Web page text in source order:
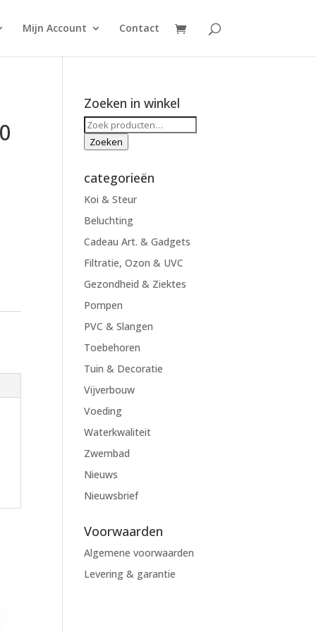
Mijn Account Contact
Zoeken in winkel
Zoeken
naar:
Zoeken
categorieën
Koi & Steur
Beluchting
Cadeau Art. & Gadgets
Filtratie, Ozon & UVC
Gezondheid & Ziektes
Pompen
PVC & Slangen
Toebehoren
Tuin & Decoratie
Vijverbouw
Voeding
Waterkwaliteit
Zwembad
Nieuws
Nieuwsbrief
Voorwaarden
Algemene voorwaarden
Levering & garantie